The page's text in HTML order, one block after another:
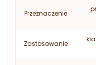
Przeznaczenie
Zastosowanie